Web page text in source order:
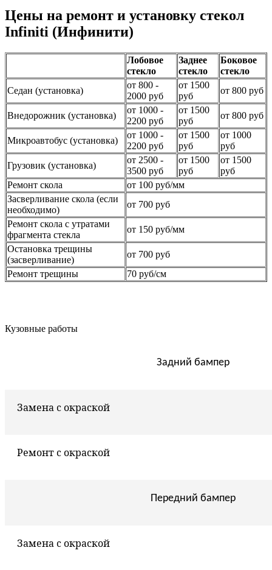
Цены на ремонт и установку стекол
Infiniti (Инфинити)
Лобовое
стекло
Заднее
стекло
Боковое
стекло
Седан (установка)
от 800 -
2000 руб
от 1500
руб
от 800 руб
Внедорожник (установка)
от 1000 -
2200 руб
от 1500
руб
от 800 руб
Микроавтобус (установка)
от 1000 -
2200 руб
от 1500
руб
от 1000
руб
Грузовик (установка)
от 2500 -
3500 руб
от 1500
руб
от 1500
руб
Ремонт скола
от 100 руб/мм
Засверливание скола (если
необходимо)
от 700 руб
Ремонт скола с утратами
фрагмента стекла
от 150 руб/мм
Остановка трещины
(засверливание)
от 700 руб
Ремонт трещины
70 руб/см
Кузовные работы
Задний бампер
Замена с окраской
Ремонт с окраской
Передний бампер
Замена с окраской